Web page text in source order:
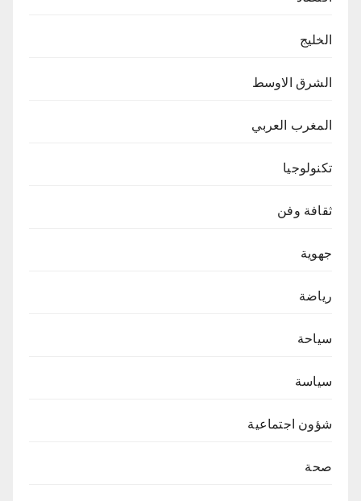
الخليج
الشرق الاوسط
المغرب العربي
تكنولوجيا
ثقافة وفن
جهوية
رياضة
سياحة
سياسة
شؤون اجتماعية
صحة